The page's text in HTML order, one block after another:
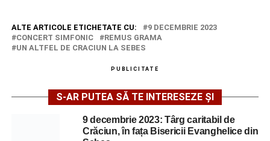
ALTE ARTICOLE ETICHETATE CU:
9 DECEMBRIE 2023
CONCERT SIMFONIC
REMUS GRAMA
UN ALTFEL DE CRACIUN LA SEBES
PUBLICITATE
S-AR PUTEA SĂ TE INTERESEZE ȘI
9 decembrie 2023: Târg caritabil de
Crăciun, în fața Bisericii Evanghelice din